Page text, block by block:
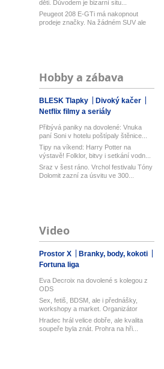
děti. Důvodem je bizarní situ...
Peugeot 208 E-GTi má nakopnout
prodeje značky. Na žádném SUV ale
Hobby a zábava
BLESK Tlapky
Divoký kačer
Netflix filmy a seriály
Přibývá paniky na dovolené: Vnuka
paní Soni v hotelu poštípaly štěnice...
Tipy na víkend: Harry Potter na
výstavě! Folklor, bitvy i setkání vodn...
Sraz v šest ráno. Vrchol festivalu Tóny
Dolomit zazní za úsvitu ve 300...
Video
Prostor X
Branky, body, kokoti
Fortuna liga
Eva Decroix na dovolené s kolegou z
ODS
Sex, fetiš, BDSM, ale i přednášky,
workshopy a market. Organizátor
Pra...
Hradec hrál velice dobře, ale kvalita
soupeře byla znát. Prohra na hři...